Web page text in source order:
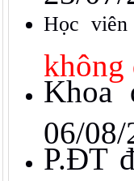
Học
không
Khoa
06/08/
P.ĐT